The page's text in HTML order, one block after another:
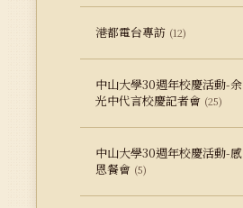
港都電台專訪 (12)
中山大學30週年校慶活動-余
光中代言校慶記者會 (25)
中山大學30週年校慶活動-感
恩餐會 (5)